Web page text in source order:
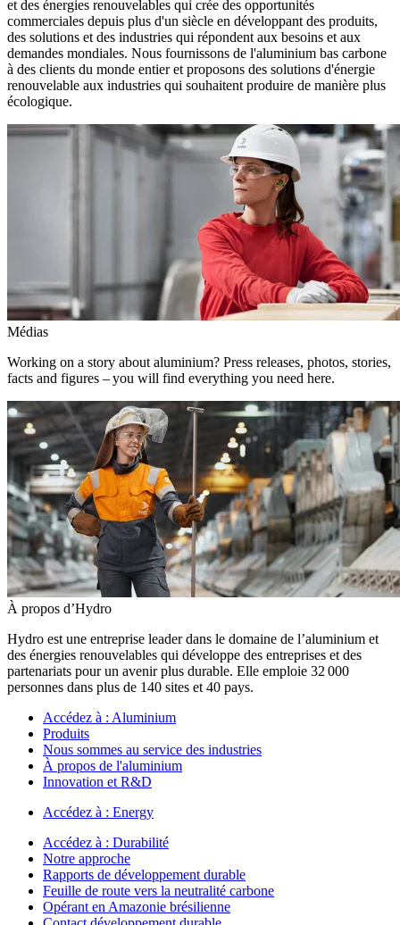
et des énergies renouvelables qui crée des opportunités
commerciales depuis plus d'un siècle en développant des produits,
des solutions et des industries qui répondent aux besoins et aux
demandes mondiales. Nous fournissons de l'aluminium bas carbone
à des clients du monde entier et proposons des solutions d'énergie
renouvelable aux industries qui souhaitent produire de manière plus
écologique.
Médias
Working on a story about aluminium? Press releases, photos, stories,
facts and figures – you will find everything you need here.
À propos d’Hydro
Hydro est une entreprise leader dans le domaine de l’aluminium et
des énergies renouvelables qui développe des entreprises et des
partenariats pour un avenir plus durable. Elle emploie 32 000
personnes dans plus de 140 sites et 40 pays.
Accédez à : Aluminium
Produits
Nous sommes au service des industries
À propos de l'aluminium
Innovation et R&D
Accédez à : Energy
Accédez à : Durabilité
Notre approche
Rapports de développement durable
Feuille de route vers la neutralité carbone
Opérant en Amazonie brésilienne